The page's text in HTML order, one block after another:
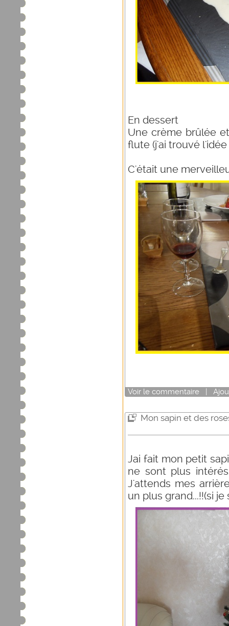
En dessert
Une crème brûlée
flute (j'ai trouvé l'idée
C'était une
Voir le commentaire |
Mon sapin et des
Jai fait mon petit
ne sont plus
J'attends mes
un plus grand...!!(si je